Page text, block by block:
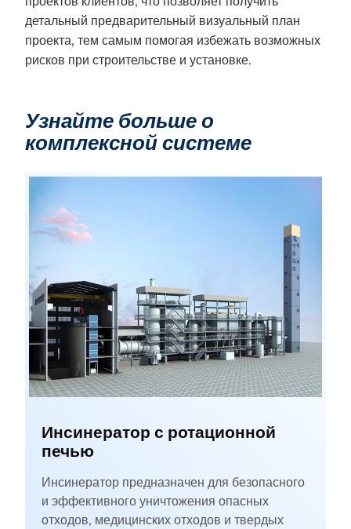
детальный предварительный визуальный план
проекта, тем самым помогая избежать возможных
рисков при строительстве и установке.
Узнайте больше о
комплексной системе
Инсинератор с ротационной
печью
Инсинератор предназначен для безопасного
и эффективного уничтожения опасных
отходов, медицинских отходов и твердых